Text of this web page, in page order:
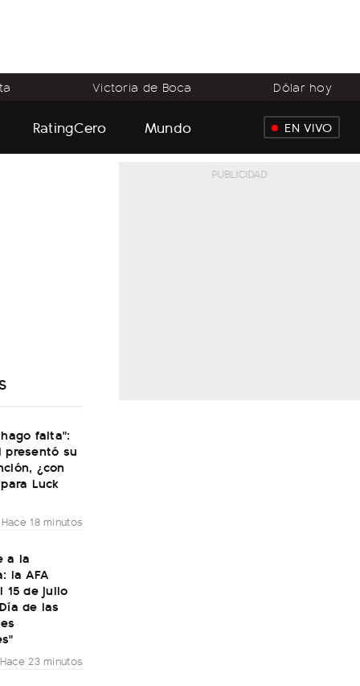
Victoria de Boca Dólar hoy
RatingCero Mundo EN VIVO
falta":
presentó su
¿con
Luck
Hace 18 minutos
a la
la AFA
15 de julio
de las
Hace 23 minutos